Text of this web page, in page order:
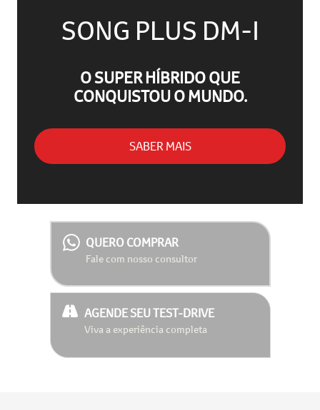
SONG PLUS DM-I
O SUPER HÍBRIDO QUE
CONQUISTOU O MUNDO.
SABER MAIS
QUERO COMPRAR
Fale com nosso consultor
AGENDE SEU TEST-DRIVE
Viva a experiência completa